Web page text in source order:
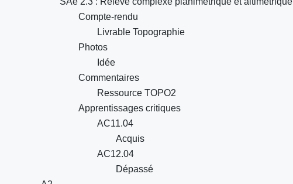
Compte-rendu
Livrable Topographie
Photos
Idée
Commentaires
Ressource TOPO2
Apprentissages critiques
AC11.04
Acquis
AC12.04
Dépassé